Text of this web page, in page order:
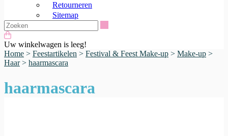
Retourneren
Sitemap
Uw winkelwagen is leeg!
Home > Feestartikelen > Festival & Feest Make-up > Make-up >
Haar> haarmascara
haarmascara